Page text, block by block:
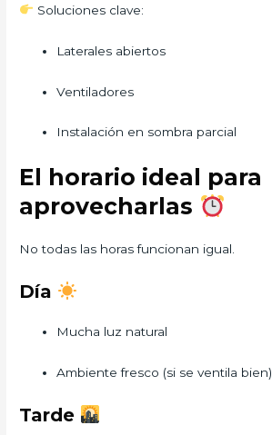
Soluciones clave:
Laterales abiertos
Ventiladores
Instalación en sombra parcial
El horario ideal para
aprovecharlas
No todas las horas funcionan igual.
Día
Mucha luz natural
Ambiente fresco (si se ventila bien)
Tarde